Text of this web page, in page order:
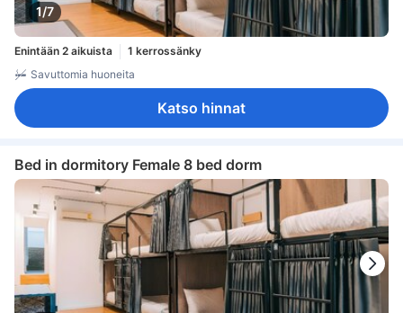
1/7
Enintään 2 aikuista
1 kerrossänky
Savuttomia huoneita
Katso hinnat
Bed in dormitory Female 8 bed dorm